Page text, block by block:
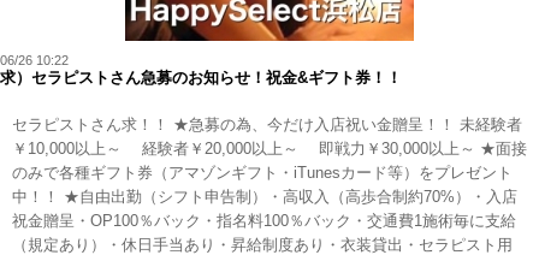
06/26 10:22
求）セラピストさん急募のお知らせ！祝金&ギフト券！！
セラピストさん求！！ ★急募の為、今だけ入店祝い金贈呈！！ 未経験者
￥10,000以上～ 経験者￥20,000以上～ 即戦力￥30,000以上～ ★面接
のみで各種ギフト券（アマゾンギフト・iTunesカード等）をプレゼント
中！！ ★自由出勤（シフト申告制）・高収入（高歩合制約70%）・入店
祝金贈呈・OP100％バック・指名料100％バック・交通費1施術毎に支給
（規定あり）・休日手当あり・昇給制度あり・衣装貸出・セラピスト用